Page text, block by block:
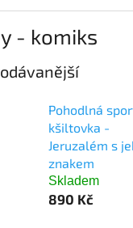
- komiks
Pohodlná
kšiltovka -
Jeruzalém s
znakem
Skladem
890 Kč